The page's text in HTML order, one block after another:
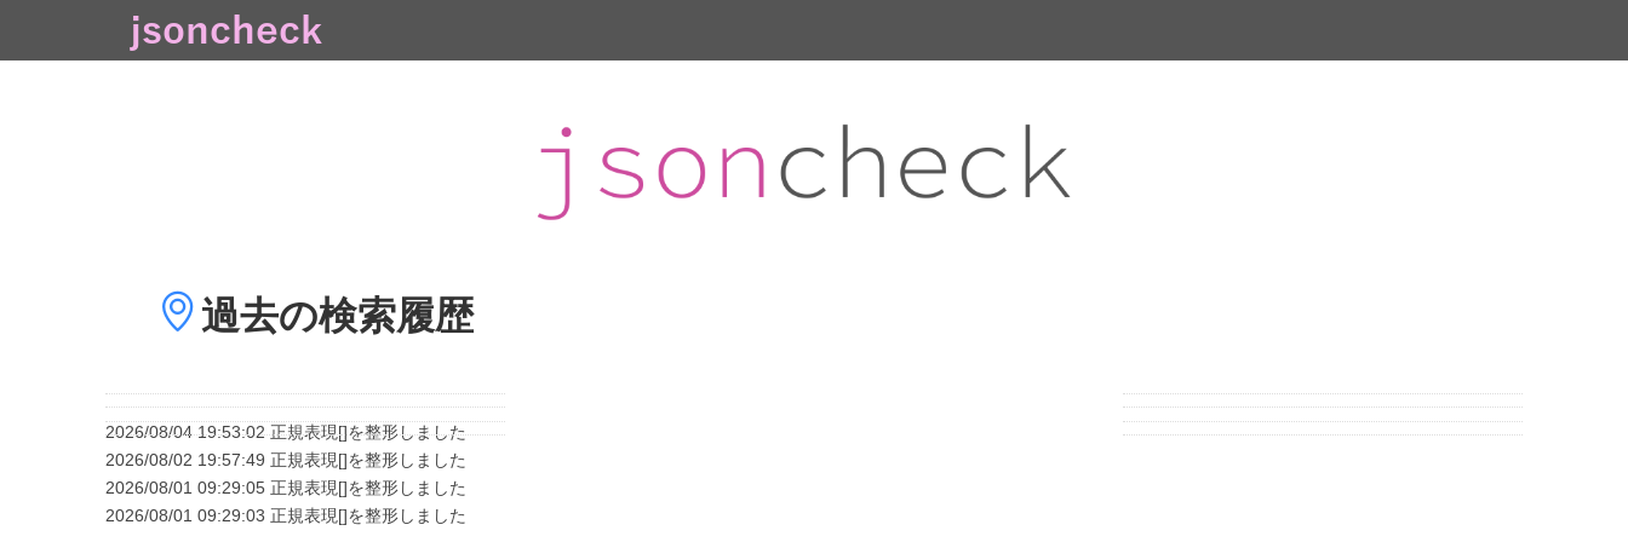
過去の検索履歴
2026/08/04 19:53:02 正規表現[]を整形しました
2026/08/02 19:57:49 正規表現[]を整形しました
2026/08/01 09:29:05 正規表現[]を整形しました
2026/08/01 09:29:03 正規表現[]を整形しました